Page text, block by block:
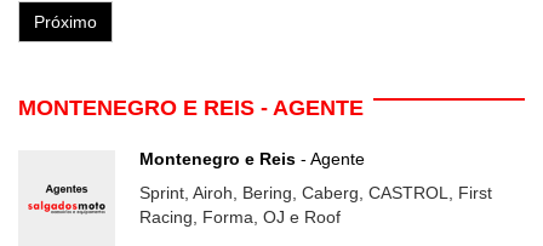
Próximo
MONTENEGRO E REIS - AGENTE
Montenegro e Reis - Agente
Sprint, Airoh, Bering, Caberg, CASTROL, First
Racing, Forma, OJ e Roof